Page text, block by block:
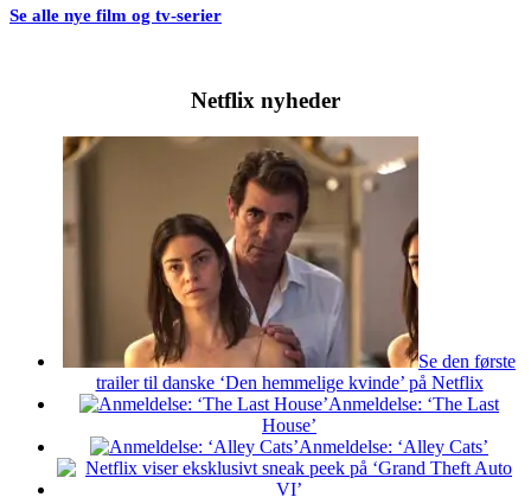
Se alle nye film og tv-serier
Netflix nyheder
Se den første
trailer til danske ‘Den hemmelige kvinde’ på Netflix
Anmeldelse: ‘The Last
House’
Anmeldelse: ‘Alley Cats’